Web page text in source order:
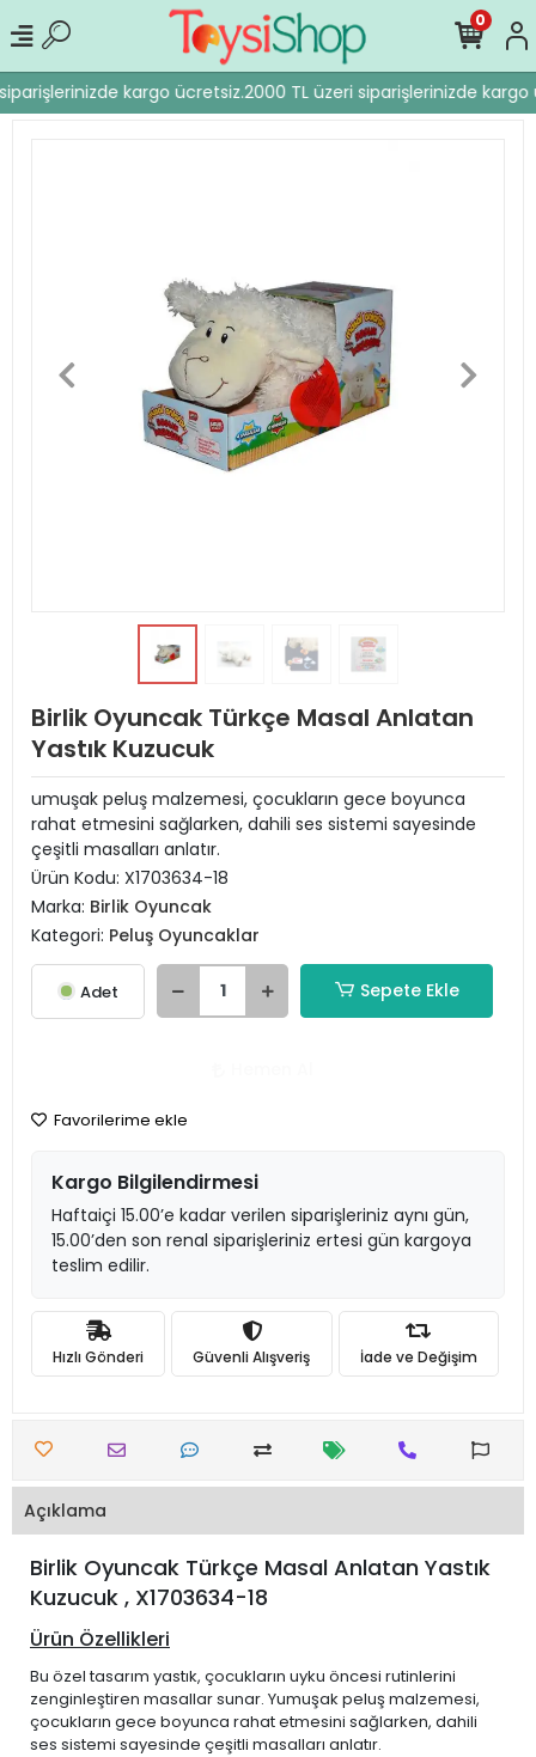
kargo ücretsiz.2000 TL üzeri siparişlerinizde kargo
0
Birlik Oyuncak Türkçe Masal Anlatan
Yastık Kuzucuk
umuşak peluş malzemesi, çocukların gece boyunca
rahat etmesini sağlarken, dahili ses sistemi sayesinde
çeşitli masalları anlatır.
Ürün Kodu: X1703634-18
Marka: Birlik Oyuncak
Kategori: Peluş Oyuncaklar
Adet Sepete Ekle
Favorilerime ekle
Kargo Bilgilendirmesi
Haftaiçi 15.00’e kadar verilen siparişleriniz aynı gün,
15.00’den son renal siparişleriniz ertesi gün kargoya
teslim edilir.
Hızlı Gönderi Güvenli Alışveriş İade ve Değişim
Açıklama
Birlik Oyuncak Türkçe Masal Anlatan Yastık
Kuzucuk , X1703634-18
Ürün Özellikleri
Bu özel tasarım yastık, çocukların uyku öncesi rutinlerini
zenginleştiren masallar sunar. Yumuşak peluş malzemesi,
çocukların gece boyunca rahat etmesini sağlarken, dahili
ses sistemi sayesinde çeşitli masalları anlatır.